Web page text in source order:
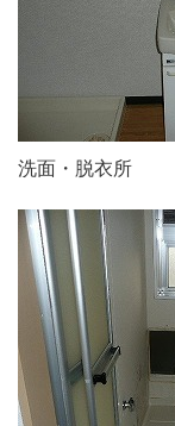
洗面・脱衣所